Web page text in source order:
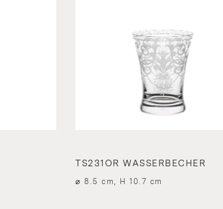
TS231OR WASSERBECHER
⌀ 8.5 cm, H 10.7 cm